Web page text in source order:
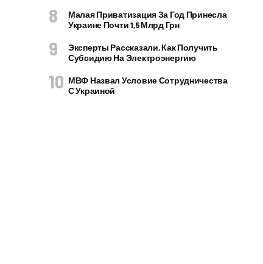
Малая Приватизация За Год Принесла
Украине Почти 1,5 Млрд Грн
Эксперты Рассказали, Как Получить
Субсидию На Электроэнергию
МВФ Назвал Условие Сотрудничества
С Украиной